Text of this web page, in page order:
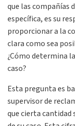
que las compañías
específica, es su
proporcionar a la
clara como sea
¿Cómo determina
caso?
Esta pregunta es
supervisor de
que cierta cantidad